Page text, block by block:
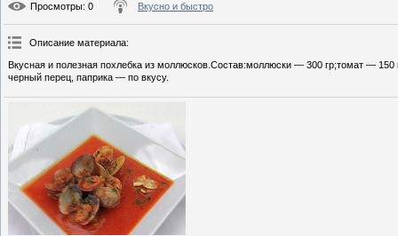
Просмотры: 0 Вкусно и быстро
Описание материала:
Вкусная и полезная похлебка из моллюсков.Состав:моллюски — 300 гр;томат —
черный перец, паприка — по вкусу.